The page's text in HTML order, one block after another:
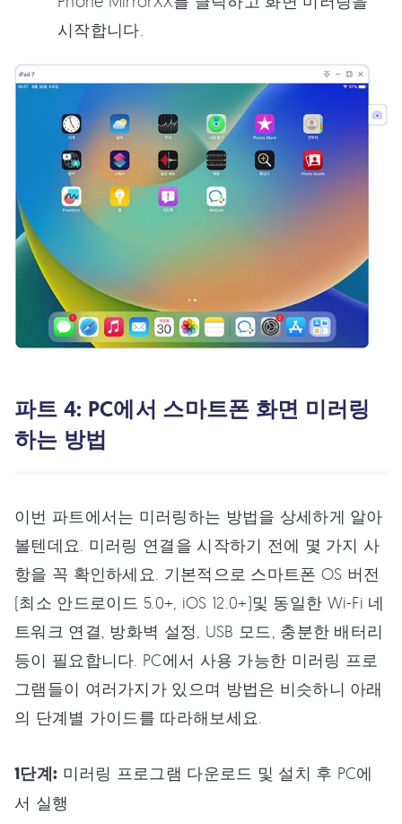
시작합니다.
파트 4: PC에서 스마트폰 화면 미러링
하는 방법
이번 파트에서는 미러링하는 방법을 상세하게 알아
볼텐데요. 미러링 연결을 시작하기 전에 몇 가지 사
항을 꼭 확인하세요. 기본적으로 스마트폰 OS 버전
(최소 안드로이드 5.0+, iOS 12.0+)및 동일한 Wi-Fi 네
트워크 연결, 방화벽 설정, USB 모드, 충분한 배터리
등이 필요합니다. PC에서 사용 가능한 미러링 프로
그램들이 여러가지가 있으며 방법은 비슷하니 아래
의 단계별 가이드를 따라해보세요.
1단계: 미러링 프로그램 다운로드 및 설치 후 PC에
서 실행